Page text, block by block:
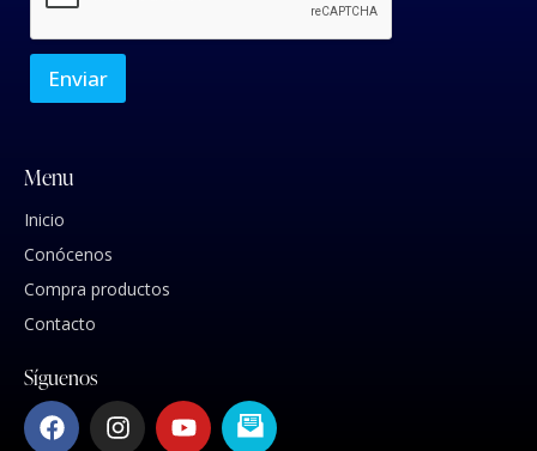
Enviar
Menu
Inicio
Conócenos
Compra productos
Contacto
Síguenos